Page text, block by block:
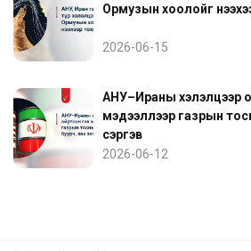
Ормузын хоолойг
2026-06-15
АНУ–Ираны хэлэлцээр
мэдээллээр газрын
сэргэв
2026-06-12